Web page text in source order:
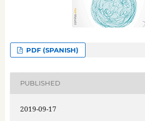
PDF (SPANISH)
PUBLISHED
2019-09-17